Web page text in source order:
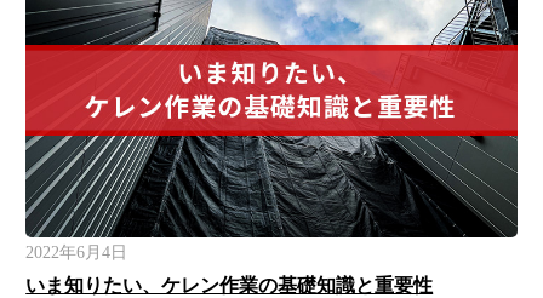
2022年6月4日
いま知りたい、ケレン作業の基礎知識と重要性